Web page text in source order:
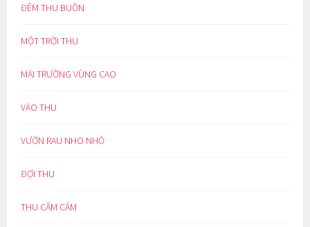
ĐÊM THU BUỒN
MỘT TRỜI THU
MÁI TRƯỜNG VÙNG CAO
VÀO THU
VƯỜN RAU NHO NHỎ
ĐỢI THU
THU CĂM CĂM